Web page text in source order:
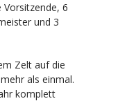
6
und 3
Zelt auf die
als einmal.
komplett